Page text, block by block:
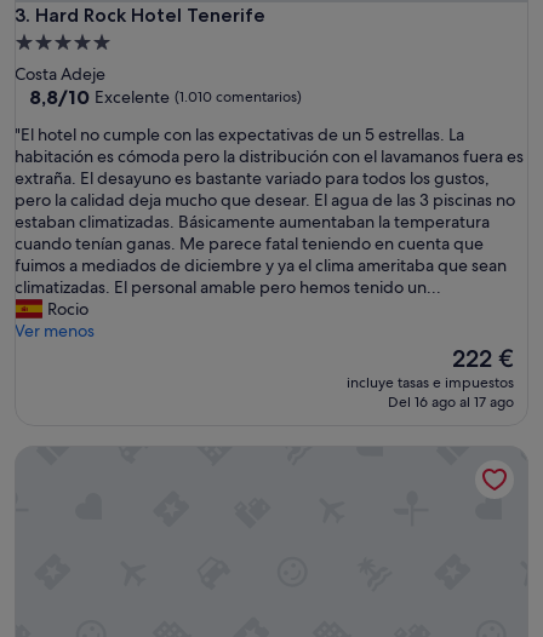
3. Hard Rock Hotel Tenerife
Hard Rock Hotel Tenerife
Alojamiento
de
5.0 estrellas
Costa Adeje
8.8
10,
Excelente,
(1.010 comentarios)
8,8/10 Excelente (1.010 comentarios)
"
E
l
h
o
t
e
l
n
o
"El hotel no cumple con las expectativas de un 5 estrellas. La
habitación es cómoda pero la distribución con el lavamanos fuera es
extraña. El desayuno es bastante variado para todos los gustos,
pero la calidad deja mucho que desear. El agua de las 3 piscinas no
estaban climatizadas. Básicamente aumentaban la temperatura
cuando tenían ganas. Me parece fatal teniendo en cuenta que
fuimos a mediados de diciembre y ya el clima ameritaba que sean
climatizadas. El personal amable pero hemos tenido un...
Rocio
Ver menos
El
precio
actual
222 €
incluye tasas e impuestos
Del 16 ago al 17 ago
Bahia Principe Explore Fantasia – Hyatt Inclusive Collection